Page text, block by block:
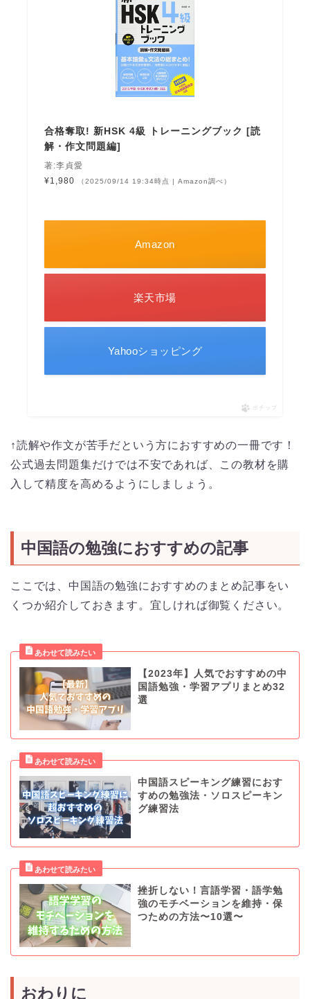
合格奪取! 新HSK 4級 トレーニングブック [読
解・作文問題編]
著:李貞愛
¥1,980
（2025/09/14 19:34時点 | Amazon調べ）
Amazon
楽天市場
Yahooショッピング
ポチップ
↑読解や作文が苦手だという方におすすめの一冊です！
公式過去問題集だけでは不安であれば、この教材を購
入して精度を高めるようにしましょう。
中国語の勉強におすすめの記事
ここでは、中国語の勉強におすすめのまとめ記事をい
くつか紹介しておきます。宜しければ御覧ください。
【2023年】人気でおすすめの中
国語勉強・学習アプリまとめ32
選
中国語スピーキング練習におす
すめの勉強法・ソロスピーキン
グ練習法
挫折しない！言語学習・語学勉
強のモチベーションを維持・保
つための方法〜10選〜
おわりに